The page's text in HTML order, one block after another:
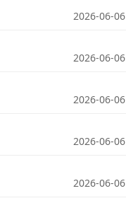
2026-06-06
2026-06-06
2026-06-06
2026-06-06
2026-06-06